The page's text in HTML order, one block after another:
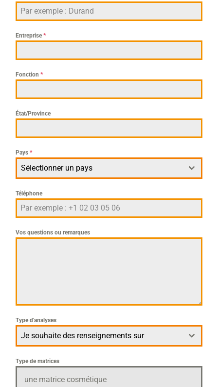
Entreprise*
Fonction*
État/Province
Pays*
Sélectionner un pays
Téléphone
Vos questions ou remarques
Type d'analyses
Je souhaite des renseignements sur
Type de matrices
une matrice cosmétique